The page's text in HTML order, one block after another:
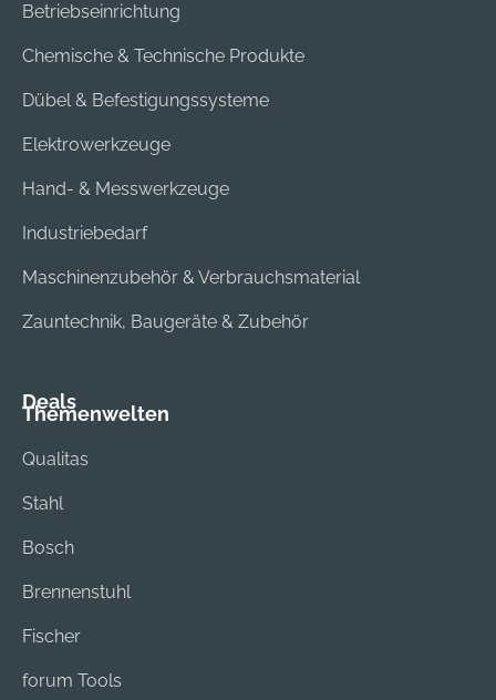
Betriebseinrichtung
Chemische & Technische Produkte
Dübel & Befestigungssysteme
Elektrowerkzeuge
Hand- & Messwerkzeuge
Industriebedarf
Maschinenzubehör & Verbrauchsmaterial
Zauntechnik, Baugeräte & Zubehör
Deals
Themenwelten
Qualitas
Stahl
Bosch
Brennenstuhl
Fischer
forum Tools